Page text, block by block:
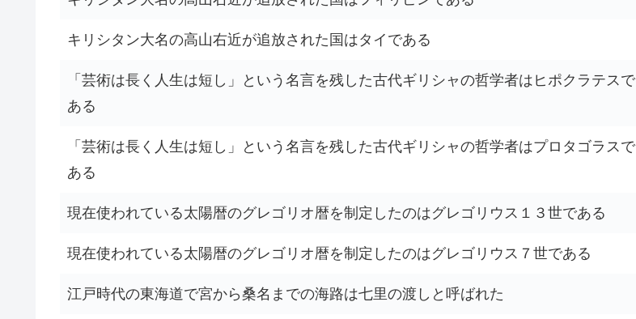
キリシタン大名の高山右近が追放された国はタイである
「芸術は長く人生は短し」という名言を残した古代ギリシャの哲学者はヒポクラテスで
ある
「芸術は長く人生は短し」という名言を残した古代ギリシャの哲学者はプロタゴラスで
ある
現在使われている太陽暦のグレゴリオ暦を制定したのはグレゴリウス１３世である
現在使われている太陽暦のグレゴリオ暦を制定したのはグレゴリウス７世である
江戸時代の東海道で宮から桑名までの海路は七里の渡しと呼ばれた